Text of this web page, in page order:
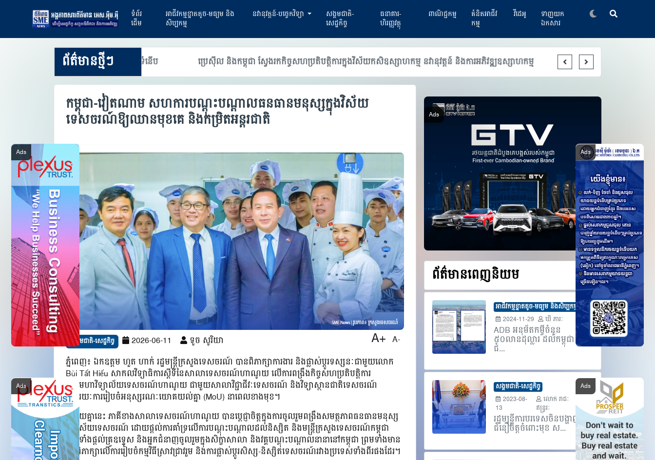
ទំព័រ
ដើម
អាជីវកម្មខ្នាតតូច-មធ្យម និង
សិប្បកម្ម
នវានុវត្តន៍-បច្ចេកវិទ្យា សង្គមជាតិ-
សេដ្ឋកិច្ច
ធនាគារ-
ហិរញ្ញវត្ថុ
ពាណិជ្ជកម្ម គំនិតអាជីវ
កម្ម
វីដេអូ ទាញយក
ឯកសារ
ព័ត៌មានថ្មីៗ
ហកម្ម និងការចាប់យកបច្ចេកវិទ្យាទំនើប ប្រេស៊ីល និងកម្ពុជា ស្វែងរកកិច្ចសហប្រតិបត្តិការក្នុងវិស័យកសិឧស្សាហកម្ម នវានុវត្តន៍ និងការអភិវឌ្ឍឧស្សាហកម្ម ក្រុមហ៊ុនបច្ចេកវិទ្យាចិន
កម្ពុជា-វៀតណាម សហការបណ្តុះបណ្តាលធនធានមនុស្សក្នុងវិស័យ
ទេសចរណ៍ឱ្យឈានមុខគេ និងកម្រិតអន្តរជាតិ
សង្គមជាតិ-សេដ្ឋកិច្ច 2026-06-11 ទូច សូរិយា A+ A-
ភ្នំពេញ៖ ឯកឧត្តម ហួត ហាក់ រដ្ឋមន្ត្រីក្រសួងទេសចរណ៍ បានពិភាក្សាការងារ​ និងផ្លាស់ប្តូរទស្សនៈជាមួយលោក
Bùi Tất Hiếu សាកលវិទ្យាធិការស្តីទីនៃសាលាទេសចរណ៍ហាណូយ លើការពង្រឹងកិច្ចសហប្រតិបត្តិការ
រវាងមហាវិទ្យាល័យទេសចរណ៍ហាណូយ ជាមួយសាលាវិជ្ជាជីវៈទេសចរណ៍ និងវិទ្យាស្ថានជាតិទេសចរណ៍
តាមរយៈការរៀបចំអនុស្សរណៈយោគយល់គ្នា (MoU) នាពេលខាងមុខ។
ជាមួយគ្នានេះ ភាគីខាងសាលាទេសចរណ៍ហាណូយ បានប្តេជ្ញាចិត្តក្នុងការចូលរួមពង្រឹងសមត្ថភាពធនធានមនុស្ស
ក្នុងវិស័យទេសចរណ៍ ដោយផ្តល់ការគាំទ្រលើការបណ្តុះបណ្តាលដល់និស្សិត និងមន្ត្រីក្រសួងទេសចរណ៍កម្ពុជា
ព្រមទាំងផ្តល់គ្រូឧទ្ទេស និងអ្នកជំនាញចូលរួមក្នុងសិក្ខាសាលា និងវគ្គបណ្តុះបណ្តាលនានានៅកម្ពុជា ព្រមទាំងមាន
ការពិភាក្សាលើការរៀបចំកម្មវិធីស្រាវជ្រាវរួម និងការផ្លាស់ប្តូរសិស្ស-និស្សិតទេសចរណ៍រវាងប្រទេសទាំងពីរផងដែរ។
ព័ត៌មានពេញនិយម
អាជីវកម្មខ្នាតតូច-មធ្យម និងសិប្បកម្ម
2024-11-29
ឃី ភារៈ
ADB អនុម័តកម្ចីចំនួន
៥០លានដុល្លារ ដល់កម្ពុជា
ជំ...
សង្គមជាតិ-សេដ្ឋកិច្ច
2023-08-
13
លោក​ រាជៈ
ឥន្រ្ទរៈ
រដ្ឋមន្រ្តីការបរទេសចិនបង្ហាញ
ជំនឿចិត្តចំពោះមុខ ស...